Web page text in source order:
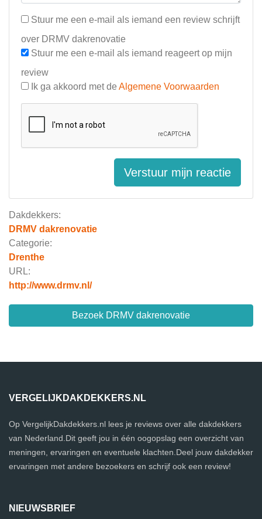
Dakdekkers:
DRMV dakrenovatie
Categorie:
Drenthe
URL:
http://www.drmv.nl/
Bezoek DRMV dakrenovatie
Stuur me een e-mail als iemand een review schrijft
over DRMV dakrenovatie
Stuur me een e-mail als iemand reageert op mijn
review
Ik ga akkoord met de Algemene Voorwaarden
Verstuur mijn reactie
VERGELIJKDAKDEKKERS.NL
Op VergelijkDakdekkers.nl lees je reviews over alle dakdekkers
van Nederland.Dit geeft jou in één oogopslag een overzicht van
meningen, ervaringen en eventuele klachten.Deel jouw dakdekker
ervaringen met andere bezoekers en schrijf ook een review!
NIEUWSBRIEF